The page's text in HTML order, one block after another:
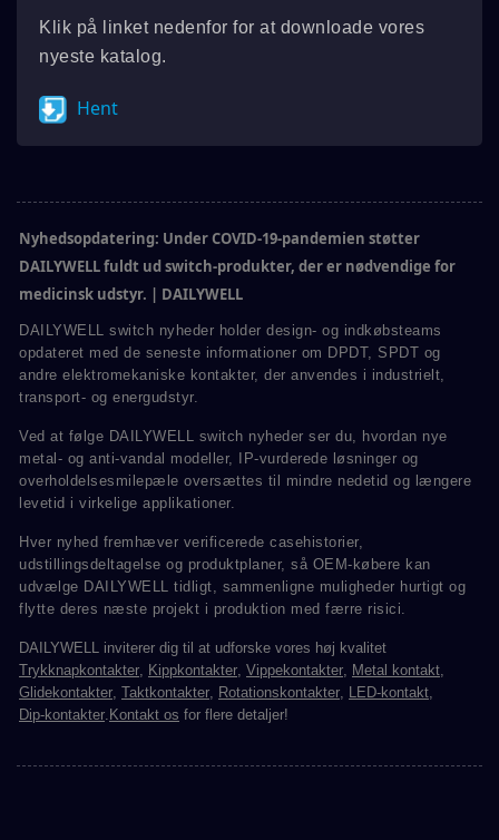
Klik på linket nedenfor for at downloade vores
nyeste katalog.
Hent
Nyhedsopdatering: Under COVID-19-pandemien støtter
DAILYWELL fuldt ud switch-produkter, der er nødvendige for
medicinsk udstyr. | DAILYWELL
DAILYWELL switch nyheder holder design- og indkøbsteams
opdateret med de seneste informationer om DPDT, SPDT og
andre elektromekaniske kontakter, der anvendes i industrielt,
transport- og energudstyr.
Ved at følge DAILYWELL switch nyheder ser du, hvordan nye
metal- og anti-vandal modeller, IP-vurderede løsninger og
overholdelsesmilepæle oversættes til mindre nedetid og længere
levetid i virkelige applikationer.
Hver nyhed fremhæver verificerede casehistorier,
udstillingsdeltagelse og produktplaner, så OEM-købere kan
udvælge DAILYWELL tidligt, sammenligne muligheder hurtigt og
flytte deres næste projekt i produktion med færre risici.
DAILYWELL inviterer dig til at udforske vores høj kvalitet
Trykknapkontakter, Kippkontakter, Vippekontakter, Metal kontakt,
Glidekontakter, Taktkontakter, Rotationskontakter, LED-kontakt,
Dip-kontakter. Kontakt os for flere detaljer!